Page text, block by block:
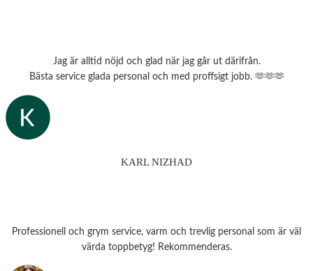
Jag är alltid nöjd och glad när jag går ut därifrån.
Bästa service glada personal och med proffsigt jobb. 🫶🫶🫶
KARL NIZHAD
Professionell och grym service, varm och trevlig personal som är väl
värda toppbetyg! Rekommenderas.